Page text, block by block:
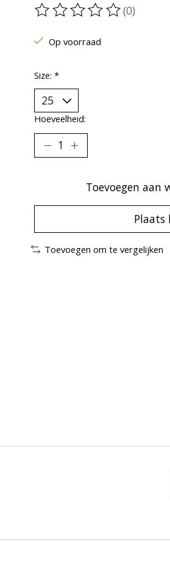
De beoordeling van dit
(0)
Op voorraad
Size: *
Hoeveelheid:
Toevoegen aan
Plaats
Toevoegen om te vergelijken